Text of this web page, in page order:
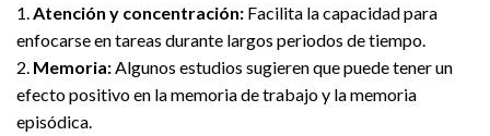
1.Atención y concentración: Facilita la capacidad para
enfocarse en tareas durante largos periodos de tiempo.
2. Memoria:Algunos estudios sugieren que puede tener un
efecto positivo en la memoria de trabajo y la memoria
episódica.